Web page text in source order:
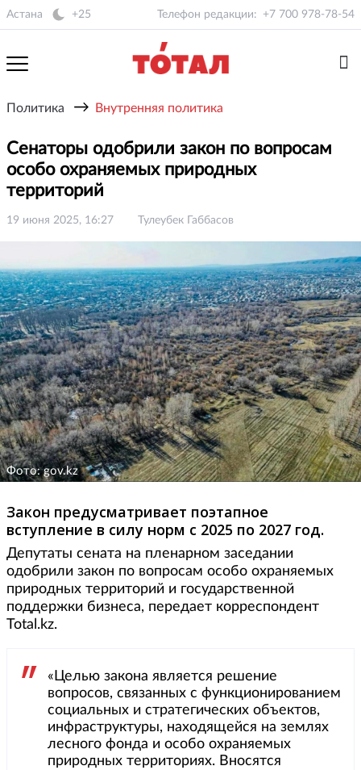
Астана +25 Телефон редакции: +7 700 978-78-54
Политика → Внутренняя политика
Сенаторы одобрили закон по вопросам
особо охраняемых природных
территорий
19 июня 2025, 16:27 Тулеубек Габбасов
Фото: gov.kz
Закон предусматривает поэтапное
вступление в силу норм с 2025 по 2027 год.
Депутаты сената на пленарном заседании
одобрили закон по вопросам особо охраняемых
природных территорий и государственной
поддержки бизнеса, передает корреспондент
Total.kz.
«Целью закона является решение
вопросов, связанных с функционированием
социальных и стратегических объектов,
инфраструктуры, находящейся на землях
лесного фонда и особо охраняемых
природных территориях. Вносятся